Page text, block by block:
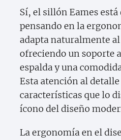
Sí, el sillón Eames está
pensando en la
adapta naturalmente
ofreciendo un soporte
espalda y una
Esta atención al detalle
características que lo
ícono del diseño
La ergonomía en el